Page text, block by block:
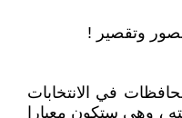
في الانتخابات
، وهي ستكون معيارا